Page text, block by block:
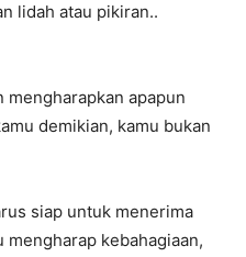
lidah atau pikiran..
mengharapkan apapun
demikian, kamu bukan
siap untuk menerima
mengharap kebahagiaan,